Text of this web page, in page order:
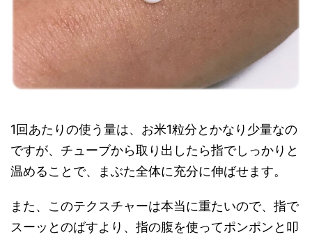
1回あたりの使う量は、お米1粒分とかなり少量なの
ですが、チューブから取り出したら指でしっかりと
温めることで、まぶた全体に充分に伸ばせます。
また、このテクスチャーは本当に重たいので、指で
スーッとのばすより、指の腹を使ってポンポンと叩